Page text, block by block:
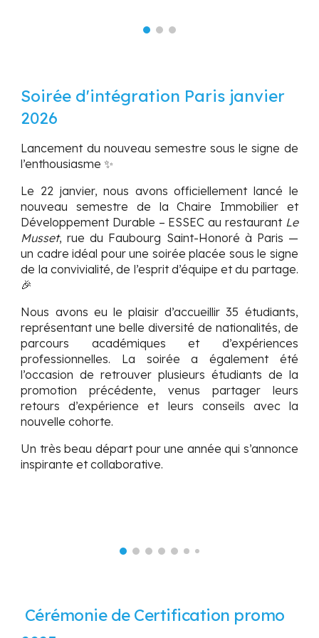
Soirée d'intégration Paris janvier
2026
Lancement du nouveau semestre sous le signe de
l’enthousiasme ✨
Le 22 janvier,nous avons officiellement lancé le
nouveau semestre de laChaire Immobilier et
Développement Durable – ESSEC au restaurant Le
Musset, rue du Faubourg Saint-Honoré à Paris —
un cadre idéal pour une soirée placée sous le signe
de la convivialité, de l’esprit d’équipe et du partage.
🎉
Nous avons eu le plaisir d’accueillir35 étudiants,
représentant une belle diversité de nationalités, de
parcours académiques et d’expériences
professionnelles. La soirée a également été
l’occasion de retrouver plusieurs étudiants de la
promotion précédente, venus partager leurs
retours d’expérience et leurs conseils avec la
nouvelle cohorte.
Un très beau départ pour une année qui s’annonce
inspirante et collaborative.
Cérémonie de Certification promo